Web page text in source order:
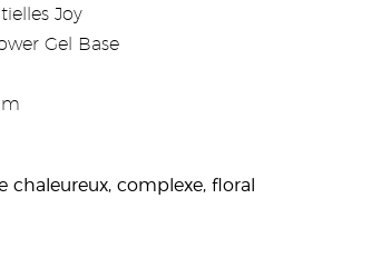
Joy
Gel Base
chaleureux, complexe, floral